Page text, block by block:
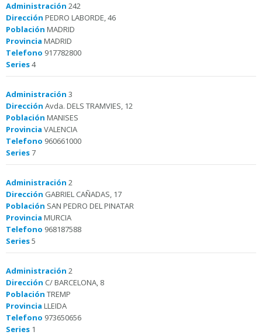
Administración 242
Dirección PEDRO LABORDE, 46
Población MADRID
Provincia MADRID
Telefono 917782800
Series4
Administración 3
Dirección Avda. DELS TRAMVIES, 12
Población MANISES
Provincia VALENCIA
Telefono 960661000
Series7
Administración 2
Dirección GABRIEL CAÑADAS, 17
Población SAN PEDRO DEL PINATAR
Provincia MURCIA
Telefono 968187588
Series5
Administración 2
Dirección C/ BARCELONA, 8
Población TREMP
Provincia LLEIDA
Telefono 973650656
Series 1